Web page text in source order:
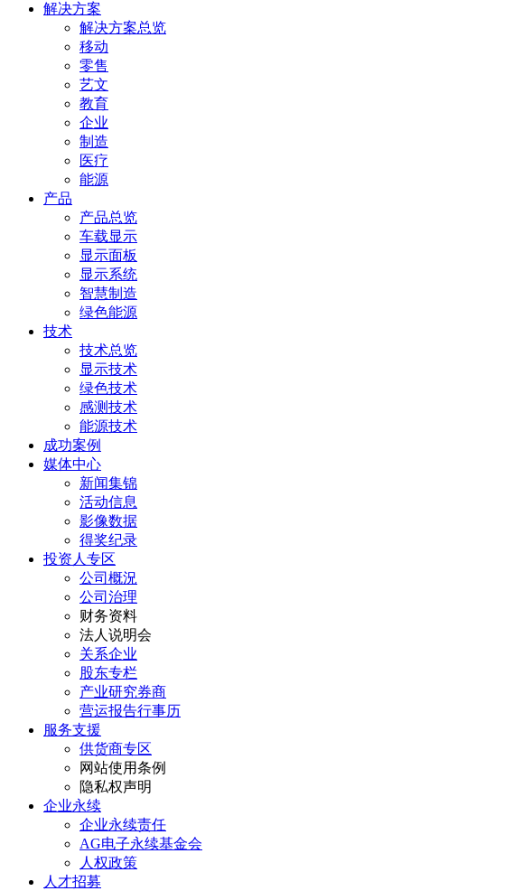
解决方案
解决方案总览
移动
零售
艺文
教育
企业
制造
医疗
能源
产品
产品总览
车载显示
显示面板
显示系统
智慧制造
绿色能源
技术
技术总览
显示技术
绿色技术
感测技术
能源技术
成功案例
媒体中心
新闻集锦
活动信息
影像数据
得奖纪录
投资人专区
公司概況
公司治理
财务资料
法人说明会
关系企业
股东专栏
产业研究券商
营运报告行事历
服务支援
供货商专区
网站使用条例
隐私权声明
企业永续
企业永续责任
AG电子永续基金会
人权政策
人才招募